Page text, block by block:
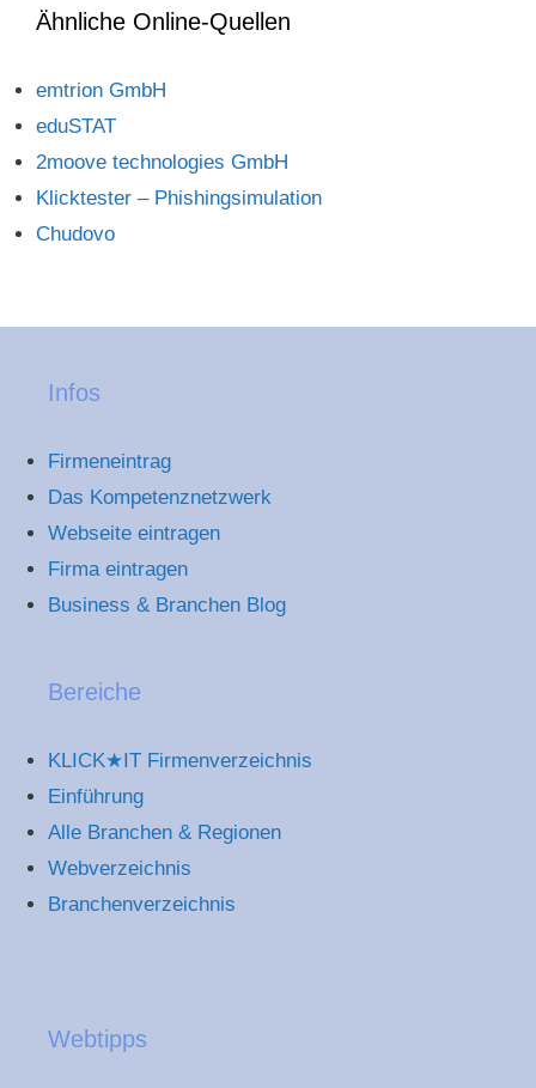
Ähnliche Online-Quellen
emtrion GmbH
eduSTAT
2moove technologies GmbH
Klicktester – Phishingsimulation
Chudovo
Infos
Firmeneintrag
Das Kompetenznetzwerk
Webseite eintragen
Firma eintragen
Business & Branchen Blog
Bereiche
KLICK★IT Firmenverzeichnis
Einführung
Alle Branchen & Regionen
Webverzeichnis
Branchenverzeichnis
Webtipps